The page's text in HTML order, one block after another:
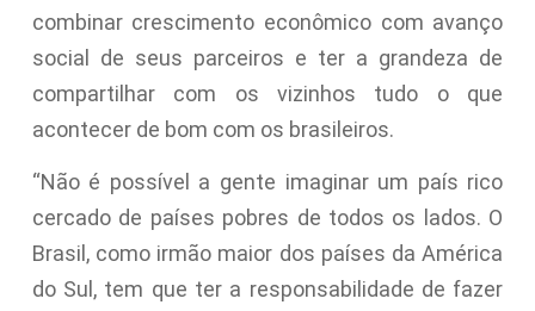
combinar crescimento econômico com avanço
social de seus parceiros e ter a grandeza de
compartilhar com os vizinhos tudo o que
acontecer de bom com os brasileiros.
“Não é possível a gente imaginar um país rico
cercado de países pobres de todos os lados. O
Brasil, como irmão maior dos países da América
do Sul, tem que ter a responsabilidade de fazer